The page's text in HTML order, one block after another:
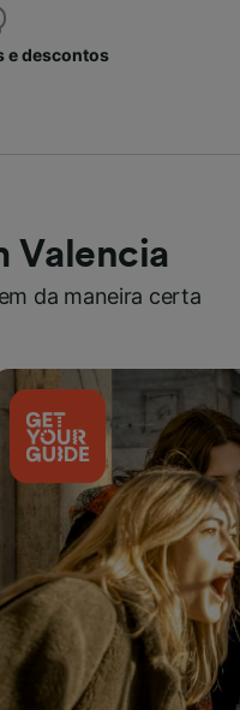
e descontos
Valencia
da maneira certa